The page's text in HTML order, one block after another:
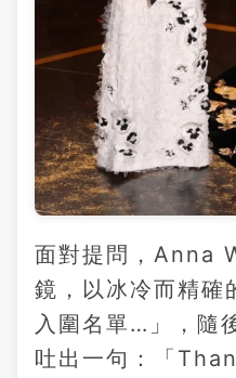
面對提問，Anna
鏡，以冰冷而精確
入圍名單…」，隨
吐出一句：「